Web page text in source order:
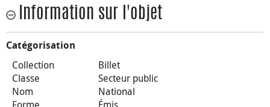
Information sur l'objet
Catégorisation
Collection
Billet
Classe
Secteur public
Nom
National